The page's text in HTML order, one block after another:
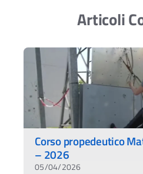
Articoli
Corso propedeutico
– 2026
05/04/2026